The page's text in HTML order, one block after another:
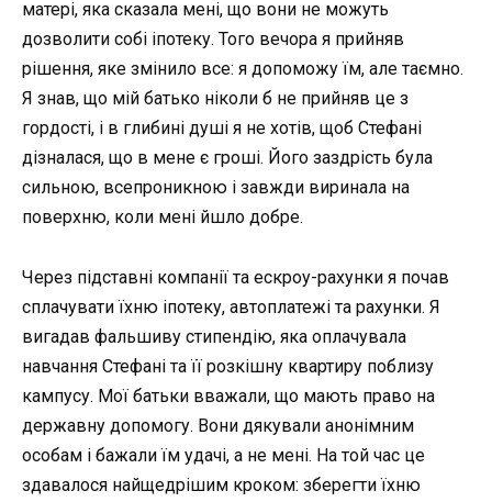
матері, яка сказала мені, що вони не можуть
дозволити собі іпотеку. Того вечора я прийняв
рішення, яке змінило все: я допоможу їм, але таємно.
Я знав, що мій батько ніколи б не прийняв це з
гордості, і в глибині душі я не хотів, щоб Стефані
дізналася, що в мене є гроші. Його заздрість була
сильною, всепроникною і завжди виринала на
поверхню, коли мені йшло добре.
Через підставні компанії та ескроу-рахунки я почав
сплачувати їхню іпотеку, автоплатежі та рахунки. Я
вигадав фальшиву стипендію, яка оплачувала
навчання Стефані та її розкішну квартиру поблизу
кампусу. Мої батьки вважали, що мають право на
державну допомогу. Вони дякували анонімним
особам і бажали їм удачі, а не мені. На той час це
здавалося найщедрішим кроком: зберегти їхню